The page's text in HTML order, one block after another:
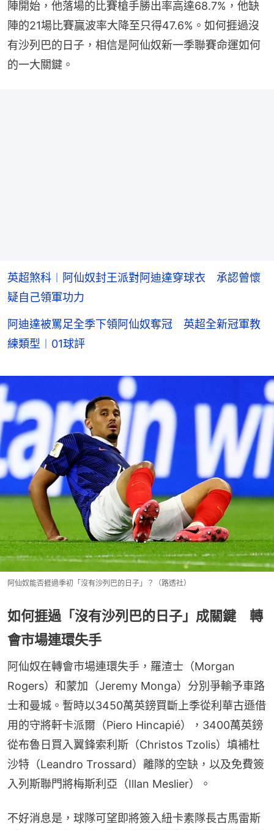
陣開始，他落場的比賽槍手勝出率高達68.7%，他缺
陣的21場比賽贏波率大降至只得47.6%。如何捱過沒
有沙列巴的日子，相信是阿仙奴新一季聯賽命運如何
的一大關鍵。
英超煞科︱阿仙奴封王派對阿迪達穿球衣 承認曾懷
疑自己領軍功力
阿迪達被罵足全季下領阿仙奴奪冠 英超全新冠軍教
練類型︱01球評
阿仙奴能否捱過季初「沒有沙列巴的日子」？（路透社）
如何捱過「沒有沙列巴的日子」成關鍵 轉
會市場連環失手
阿仙奴在轉會市場連環失手，羅渣士（Morgan
Rogers）和蒙加（Jeremy Monga）分別爭輸予車路
士和曼城。暫時以3450萬英鎊買斷上季從利華古遜借
用的守將軒卡派爾（Piero Hincapié），3400萬英鎊
從布魯日買入翼鋒索利斯（Christos Tzolis）填補杜
沙特（Leandro Trossard）離隊的空缺，以及免費簽
入列斯聯門將梅斯利亞（Illan Meslier）。
不好消息是，球隊可望即將簽入紐卡素隊長古馬雷斯